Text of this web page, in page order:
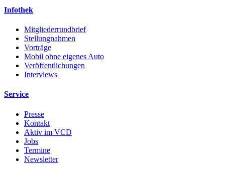
Infothek
Mitgliederrundbrief
Stellungnahmen
Vorträge
Mobil ohne eigenes Auto
Veröffentlichungen
Interviews
Service
Presse
Kontakt
Aktiv im VCD
Jobs
Termine
Newsletter